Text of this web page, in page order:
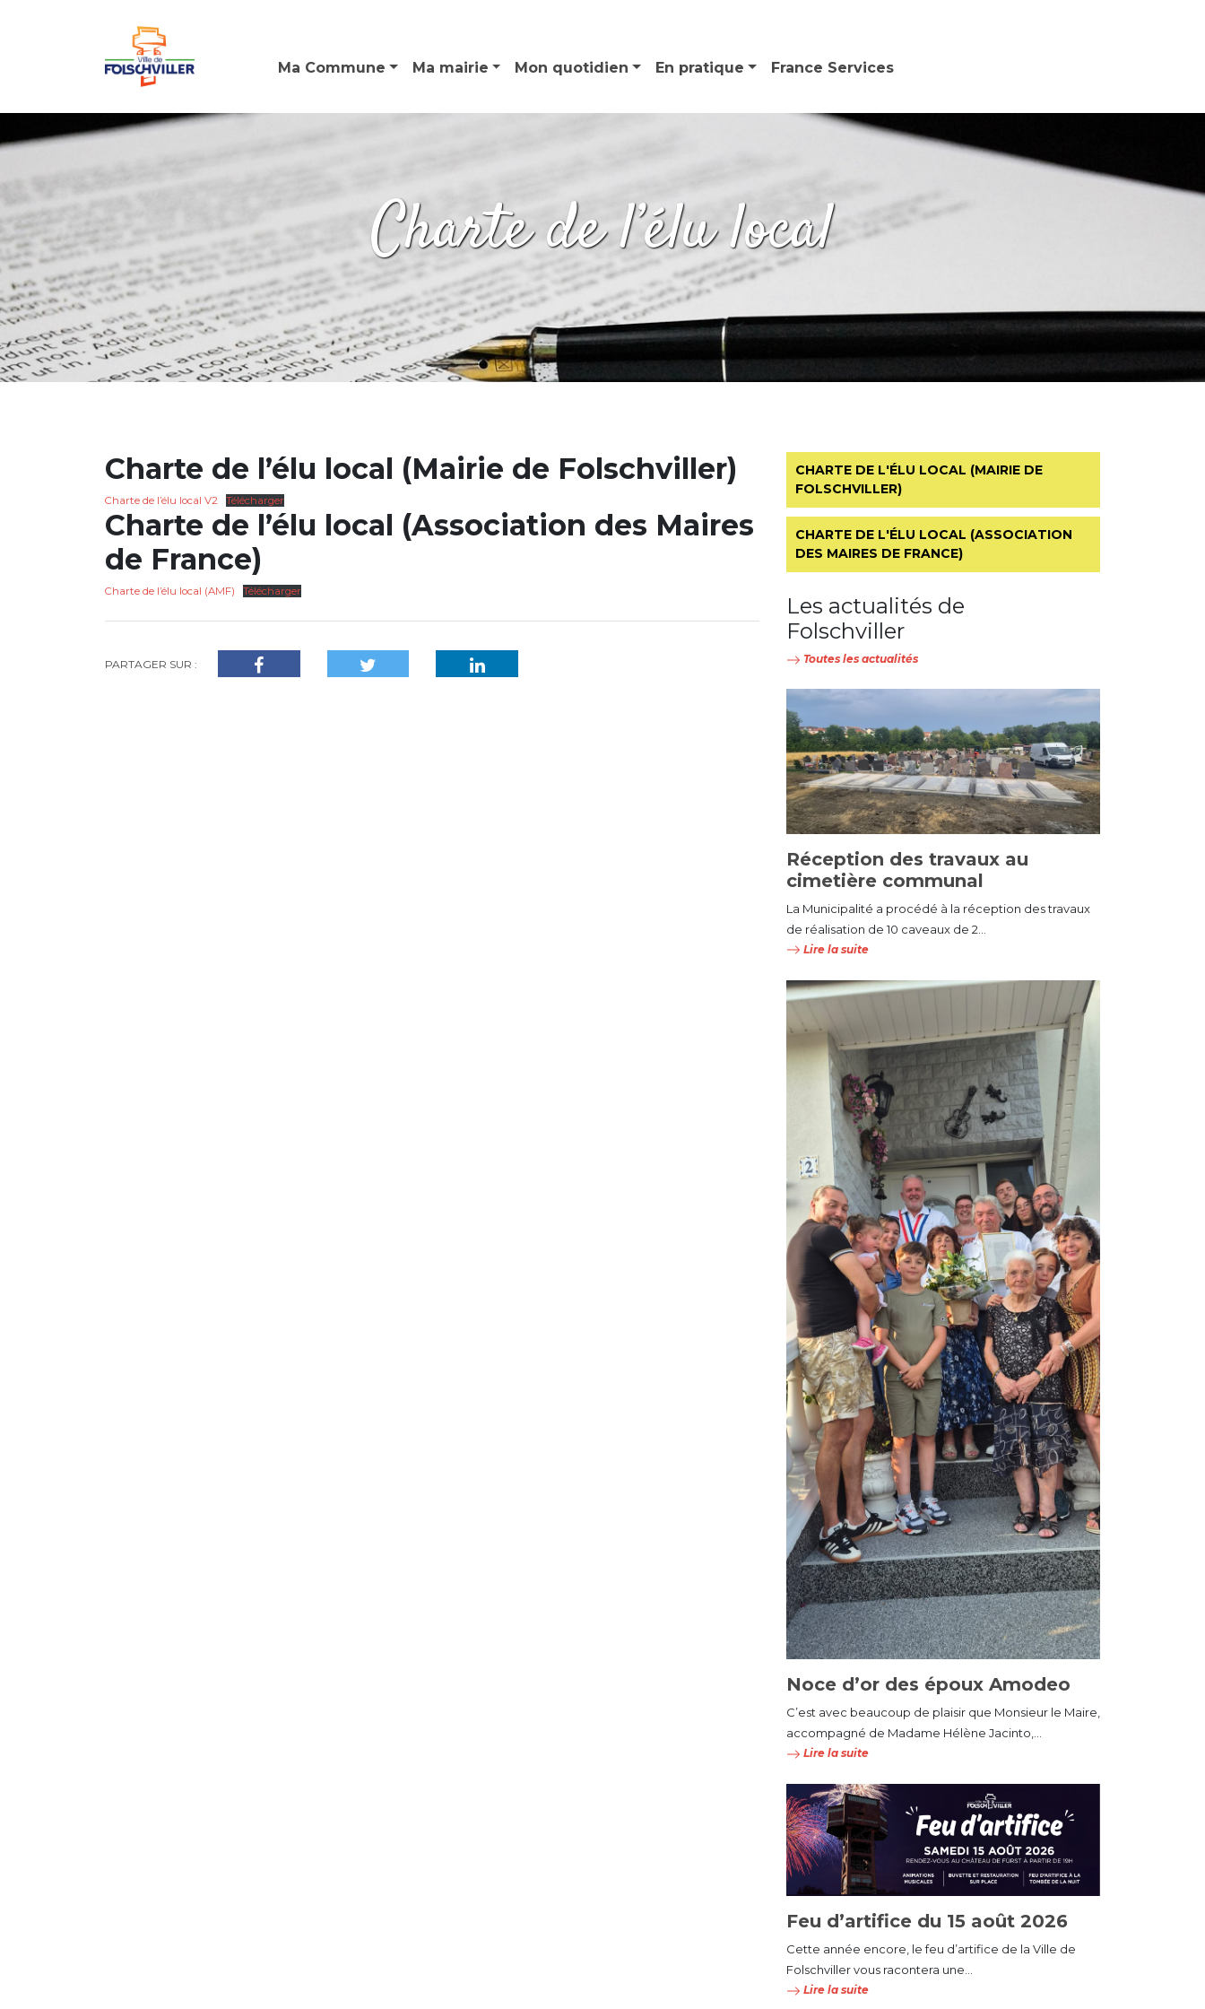
Ma Commune Ma mairie Mon quotidien En pratique France Services
Charte de l’élu local
Charte de l’élu local (Mairie de Folschviller)
Charte de l’élu local V2 Télécharger
Charte de l’élu local (Association des Maires
de France)
Charte de l’élu local (AMF) Télécharger
PARTAGER SUR :
CHARTE DE L'ÉLU LOCAL (MAIRIE DE
FOLSCHVILLER)
CHARTE DE L'ÉLU LOCAL (ASSOCIATION
DES MAIRES DE FRANCE)
Les actualités de
Folschviller
Toutes les actualités
Réception des travaux au
cimetière communal
La Municipalité a procédé à la réception des travaux
de réalisation de 10 caveaux de 2...
Lire la suite
Noce d’or des époux Amodeo
C’est avec beaucoup de plaisir que Monsieur le Maire,
accompagné de Madame Hélène Jacinto,...
Lire la suite
Feu d’artifice du 15 août 2026
Cette année encore, le feu d’artifice de la Ville de
Folschviller vous racontera une...
Lire la suite